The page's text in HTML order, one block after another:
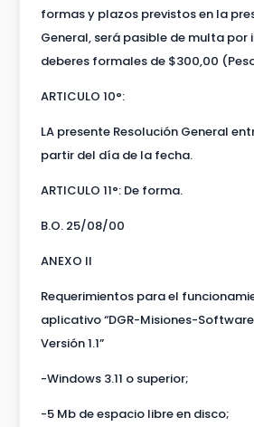
formas y plazos previstos en la
General, será pasible de multa por
deberes formales de $300,00
ARTICULO 10°:
LA presente Resolución General
partir del día de la fecha.
ARTICULO 11°: De forma.
B.O. 25/08/00
ANEXO II
Requerimientos para el
aplicativo “DGR-Misiones-
Versión 1.1”
-Windows 3.11 o superior;
-5 Mb de espacio libre en disco;